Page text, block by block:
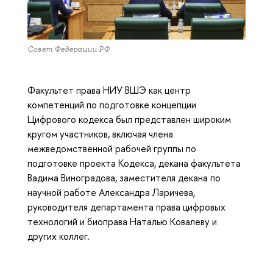
Совет Федерации РФ
Факультет права НИУ ВШЭ как центр
компетенций по подготовке концепции
Цифрового кодекса был представлен широким
кругом участников, включая члена
межведомственной рабочей группы по
подготовке проекта Кодекса, декана факультета
Вадима Виноградова, заместителя декана по
научной работе Александра Ларичева,
руководителя департамента права цифровых
технологий и биоправа Наталью Ковалеву и
других коллег.